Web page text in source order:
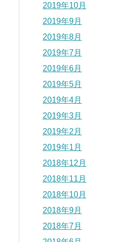
2019年10月
2019年9月
2019年8月
2019年7月
2019年6月
2019年5月
2019年4月
2019年3月
2019年2月
2019年1月
2018年12月
2018年11月
2018年10月
2018年9月
2018年7月